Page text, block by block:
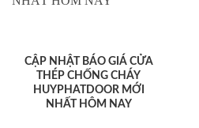
CẬP NHẬT BÁO GIÁ CỬA
THÉP CHỐNG CHÁY
HUYPHATDOOR MỚI
NHẤT HÔM NAY